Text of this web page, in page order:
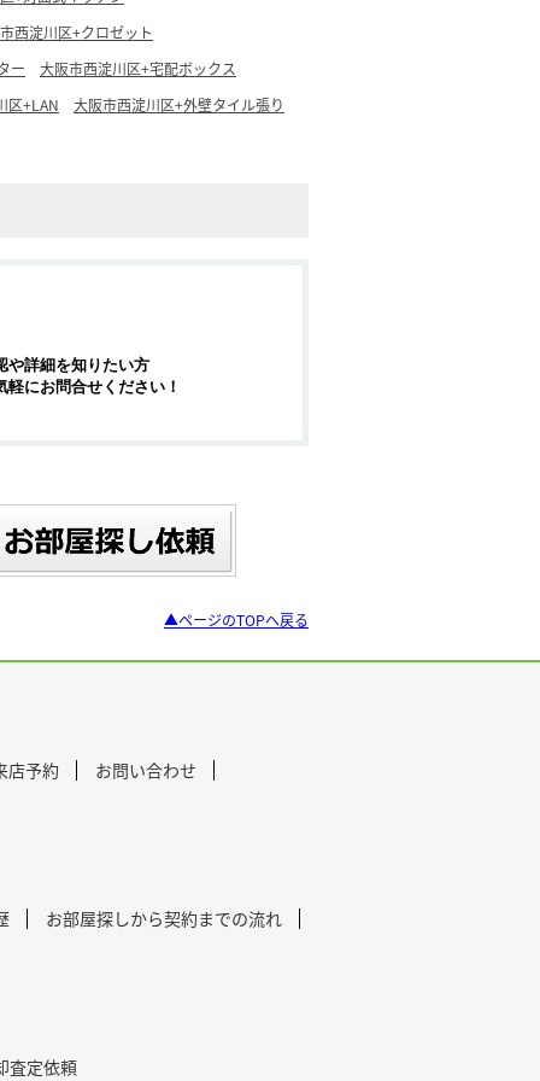
西淀川区+クロゼット
ー
大阪市西淀川区+宅配ボックス
区+LAN
大阪市西淀川区+外壁タイル張り
や詳細を知りたい方
軽にお問合せください！
▲ページのTOPへ戻る
店予約
お問い合わせ
お部屋探しから契約までの流れ
査定依頼